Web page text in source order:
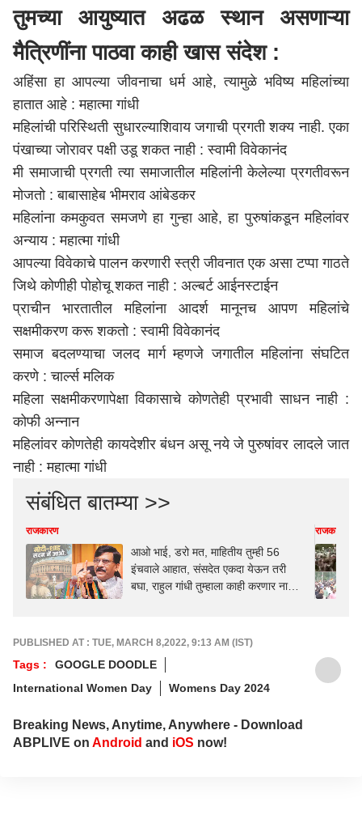
तुमच्या आयुष्यात अढळ स्थान असणाऱ्या
मैत्रिणींना पाठवा काही खास संदेश :
अहिंसा हा आपल्या जीवनाचा धर्म आहे, त्यामुळे भविष्य महिलांच्या
हातात आहे : महात्मा गांधी
महिलांची परिस्थिती सुधारल्याशिवाय जगाची प्रगती शक्य नाही. एका
पंखाच्या जोरावर पक्षी उडू शकत नाही : स्वामी विवेकानंद
मी समाजाची प्रगती त्या समाजातील महिलांनी केलेल्या प्रगतीवरून
मोजतो : बाबासाहेब भीमराव आंबेडकर
महिलांना कमकुवत समजणे हा गुन्हा आहे, हा पुरुषांकडून महिलांवर
अन्याय : महात्मा गांधी
आपल्या विवेकाचे पालन करणारी स्त्री जीवनात एक असा टप्पा गाठते
जिथे कोणीही पोहोचू शकत नाही : अल्बर्ट आईनस्टाईन
प्राचीन भारतातील महिलांना आदर्श मानूनच आपण महिलांचे
सक्षमीकरण करू शकतो : स्वामी विवेकानंद
समाज बदलण्याचा जलद मार्ग म्हणजे जगातील महिलांना संघटित
करणे : चार्ल्स मलिक
महिला सक्षमीकरणापेक्षा विकासाचे कोणतेही प्रभावी साधन नाही :
कोफी अन्नान
महिलांवर कोणतेही कायदेशीर बंधन असू नये जे पुरुषांवर लादले जात
नाही : महात्मा गांधी
संबंधित बातम्या >>
राजकारण
आओ भाई, डरो मत, माहितीय तुम्ही 56
इंचवाले आहात, संसदेत एकदा येऊन तरी
बघा, राहुल गांधी तुम्हाला काही करणार नाहीत,
राजकारण
PUBLISHED AT : TUE, MARCH 8,2022, 9:13 AM (IST)
Tags :
GOOGLE DOODLE
International Women Day
Womens Day 2024
Breaking News, Anytime, Anywhere - Download
ABPLIVE on Android and iOS now!